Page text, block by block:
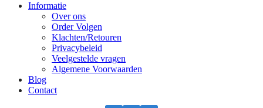
Informatie
Over ons
Order Volgen
Klachten/Retouren
Privacybeleid
Veelgestelde vragen
Algemene Voorwaarden
Blog
Contact